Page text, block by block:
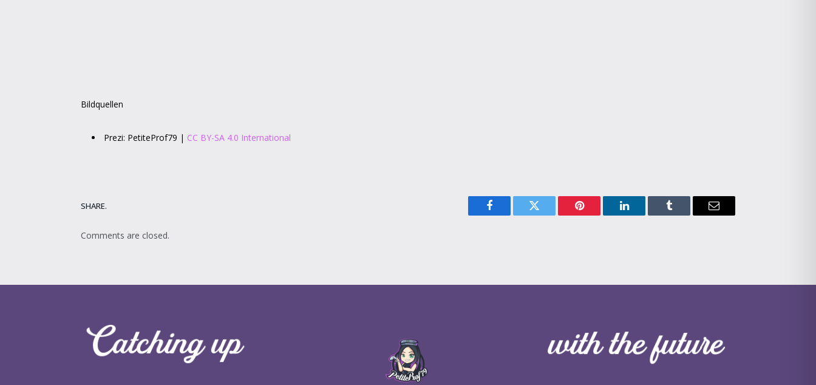
Bildquellen
Prezi: PetiteProf79 | CC BY-SA 4.0 International
SHARE.
Facebook Twitter Pinterest LinkedIn Tumblr Email
Comments are closed.